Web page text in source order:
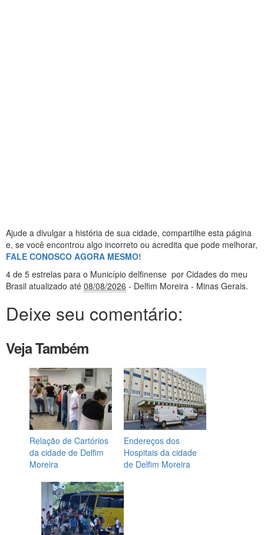
Ajude a divulgar a história de sua cidade, compartilhe esta página
e, se você encontrou algo incorreto ou acredita que pode melhorar,
FALE CONOSCO AGORA MESMO!
4 de 5 estrelas para o Município delfinense por Cidades do meu
Brasil atualizado até 08/08/2026 - Delfim Moreira - Minas Gerais.
Deixe seu comentário:
Veja Também
Relação de Cartórios
da cidade de Delfim
Moreira
Endereços dos
Hospitais da cidade
de Delfim Moreira